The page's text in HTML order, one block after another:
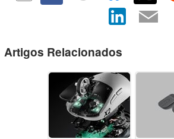
Artigos Relacionados